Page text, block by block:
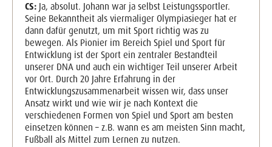
CS: Ja, absolut. Johann war ja selbst Leistungssportler.
Seine Bekanntheit als viermaliger Olympiasieger hat er
dann dafür genutzt, um mit Sport richtig was zu
bewegen. Als Pionier im Bereich Spiel und Sport für
Entwicklung ist der Sport ein zentraler Bestandteil
unserer DNA und auch ein wichtiger Teil unserer Arbeit
vor Ort. Durch 20 Jahre Erfahrung in der
Entwicklungszusammenarbeit wissen wir, dass unser
Ansatz wirkt und wie wir je nach Kontext die
verschiedenen Formen von Spiel und Sport am besten
einsetzen können – z.B. wann es am meisten Sinn macht,
Fußball als Mittel zum Lernen zu nutzen.